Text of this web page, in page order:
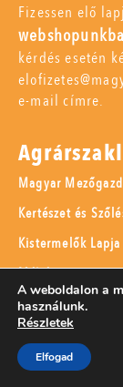
Fizessen elő
kérdés esetén
e-mail címre.
Magyar
Kertészet és
Kistermelők Lapja
Méhészet
Kertbarát Magazin
Kerti Kalendárium
A Mi Erdőnk
A weboldalon a
használunk.
Részletek
Elfogad